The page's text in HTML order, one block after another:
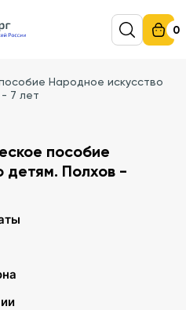
0
Народное искусство
7 лет
пособие
детям. Полхов -